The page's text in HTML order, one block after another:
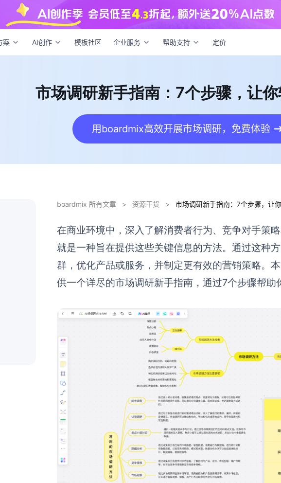
案 AI创作 模板社区 企业服务 帮助支持 定价
市场调研新手指南：7个步骤，让你轻松上手
市场调研新手指南：7个步骤，让
用boardmix高效开展市场调研，免费体验
boardmix 所有文章 > 资源干货 > 市场调研新手指南：7个步骤，让
在商业环境中，深入了解消费者行为、竞争对手策
就是一种旨在提供这些关键信息的方法。通过这种
群，优化产品或服务，并制定更有效的营销策略。
供一个详尽的市场调研新手指南，通过7个步骤帮助